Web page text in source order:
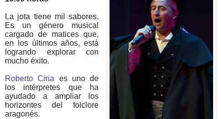
La jota tiene mil sabores.
Es un género musical
cargado de matices que,
en los últimos años, está
logrando explorar con
mucho éxito.
Roberto Ciria es uno de
los intérpretes que ha
ayudado a ampliar los
horizontes del folclore
aragonés.